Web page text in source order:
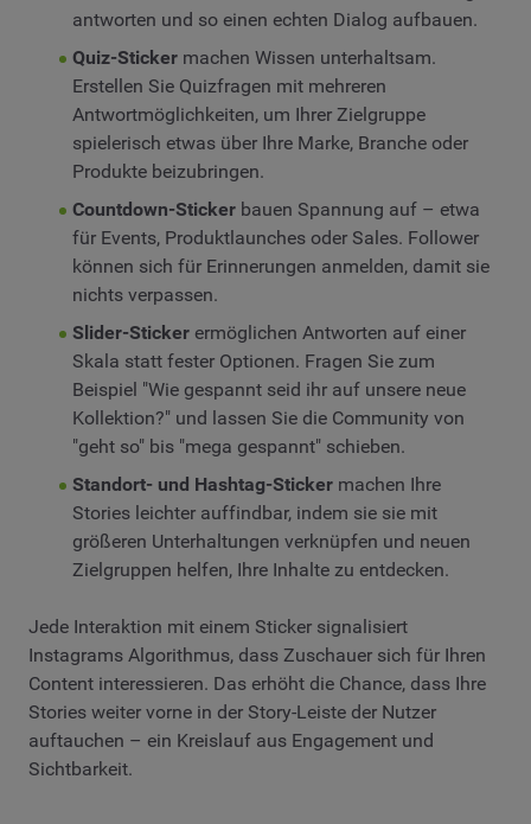
antworten und so einen echten Dialog aufbauen.
Quiz-Stickermachen Wissen unterhaltsam.
Erstellen Sie Quizfragen mit mehreren
Antwortmöglichkeiten, um Ihrer Zielgruppe
spielerisch etwas über Ihre Marke, Branche oder
Produkte beizubringen.
Countdown-Stickerbauen Spannung auf – etwa
für Events, Produktlaunches oder Sales. Follower
können sich für Erinnerungen anmelden, damit sie
nichts verpassen.
Slider-Sticker ermöglichen Antworten auf einer
Skala statt fester Optionen. Fragen Sie zum
Beispiel "Wie gespannt seid ihr auf unsere neue
Kollektion?" und lassen Sie die Community von
"geht so" bis "mega gespannt" schieben.
Standort- und Hashtag-Stickermachen Ihre
Stories leichter auffindbar, indem sie sie mit
größeren Unterhaltungen verknüpfen und neuen
Zielgruppen helfen, Ihre Inhalte zu entdecken.
Jede Interaktion mit einem Sticker signalisiert
Instagrams Algorithmus, dass Zuschauer sich für Ihren
Content interessieren. Das erhöht die Chance, dass Ihre
Stories weiter vorne in der Story-Leiste der Nutzer
auftauchen – ein Kreislauf aus Engagement und
Sichtbarkeit.